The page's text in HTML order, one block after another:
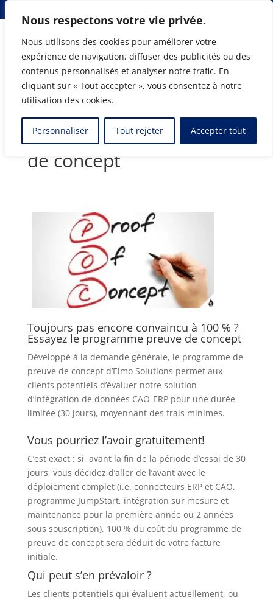
Nous respectons votre vie privée.
Nous utilisons des cookies pour améliorer votre
expérience de navigation, diffuser des publicités ou des
contenus personnalisés et analyser notre trafic. En
cliquant sur « Tout accepter », vous consentez à notre
utilisation des cookies.
Personnaliser Tout rejeter Accepter tout
Chef de file en intégration CAO-ERP
Essayez avant d’acheter –
Le programme de preuve
de concept
Toujours pas encore convaincu à 100 % ?
Essayez le programme preuve de concept
Développé à la demande générale, le programme de
preuve de concept d’Elmo Solutions permet aux
clients potentiels d’évaluer notre solution
d’intégration de données CAO-ERP pour une durée
limitée (30 jours), moyennant des frais minimes.
Vous pourriez l’avoir gratuitement!
C’est exact : si, avant la fin de la période d’essai de 30
jours, vous décidez d’aller de l’avant avec le
déploiement complet (i.e. connecteurs ERP et CAO,
programme JumpStart, intégration sur mesure et
maintenance pour la première année ou 2 années
sous souscription), 100 % du coût du programme de
preuve de concept sera déduit de votre facture
initiale.
Qui peut s’en prévaloir ?
Les clients potentiels qui évaluent actuellement, ou